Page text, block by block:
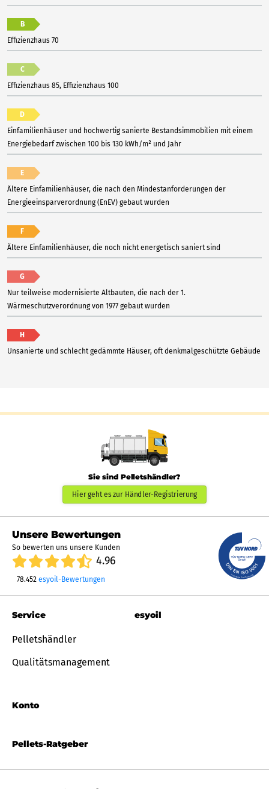
B
Effizienzhaus 70
C
Effizienzhaus 85, Effizienzhaus 100
D
Einfamilienhäuser und hochwertig sanierte Bestandsimmobilien mit einem
Energiebedarf zwischen 100 bis 130 kWh/m² und Jahr
E
Ältere Einfamilienhäuser, die nach den Mindestanforderungen der
Energieeinsparverordnung (EnEV) gebaut wurden
F
Ältere Einfamilienhäuser, die noch nicht energetisch saniert sind
G
Nur teilweise modernisierte Altbauten, die nach der 1.
Wärmeschutzverordnung von 1977 gebaut wurden
H
Unsanierte und schlecht gedämmte Häuser, oft denkmalgeschützte Gebäude
Sie sind Pelletshändler?
Hier geht es zur Händler-Registrierung
Unsere Bewertungen
So bewerten uns unsere Kunden
4.96
78.452 esyoil-Bewertungen
Pellets-Ratgeber
Service
Pelletshändler
Qualitätsmanagement
Konto
esyoil